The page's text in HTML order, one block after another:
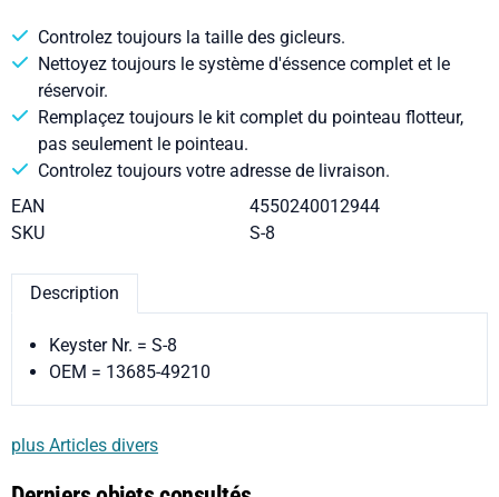
Controlez toujours la taille des gicleurs.
Nettoyez toujours le système d'éssence complet et le
réservoir.
Remplaçez toujours le kit complet du pointeau flotteur,
pas seulement le pointeau.
Controlez toujours votre adresse de livraison.
EAN
4550240012944
SKU
S-8
Description
Keyster Nr. = S-8
OEM = 13685-49210
plus Articles divers